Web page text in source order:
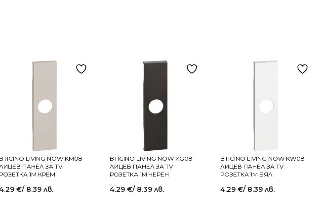
BTICINO LIVING NOW KM08
ПАНЕЛ ЗА TV
РОЗЕТКА 1M КРЕМ
€/ 8.39 лв.
BTICINO LIVING NOW KG08
ЛИЦЕВ ПАНЕЛ ЗА TV
РОЗЕТКА 1M ЧЕРЕН
4.29 €/ 8.39 лв.
BTICINO LIVING NOW KW08
ЛИЦЕВ ПАНЕЛ ЗА TV
РОЗЕТКА 1M БЯЛ
4.29 €/ 8.39 лв.